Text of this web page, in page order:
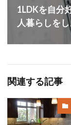
1LDKを自分
人暮らしを
関連する記事